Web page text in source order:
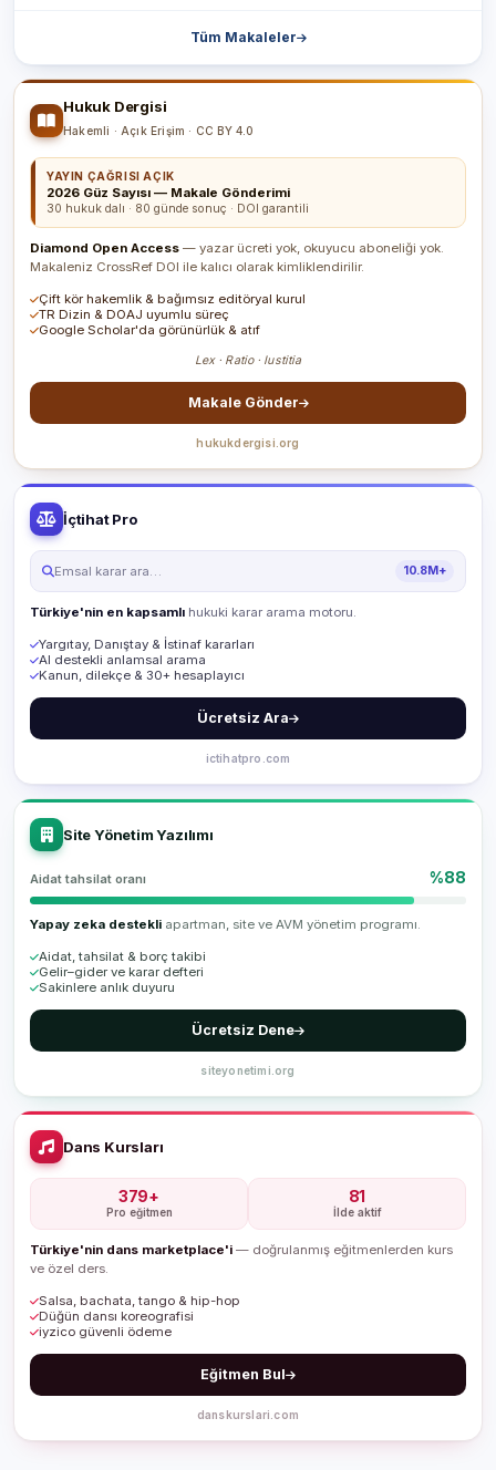
Tüm Makaleler
Hukuk Dergisi
Hakemli · Açık Erişim · CC BY 4.0
YAYIN ÇAĞRISI AÇIK
2026 Güz Sayısı — Makale Gönderimi
30 hukuk dalı · 80 günde sonuç · DOI garantili
Diamond Open Access — yazar ücreti yok, okuyucu aboneliği yok.
Makaleniz CrossRef DOI ile kalıcı olarak kimliklendirilir.
Çift kör hakemlik & bağımsız editöryal kurul
TR Dizin & DOAJ uyumlu süreç
Google Scholar'da görünürlük & atıf
Lex · Ratio · Iustitia
Makale Gönder
hukukdergisi.org
İçtihat Pro
Emsal karar ara… 10.8M+
Türkiye'nin en kapsamlı hukuki karar arama motoru.
Yargıtay, Danıştay & İstinaf kararları
AI destekli anlamsal arama
Kanun, dilekçe & 30+ hesaplayıcı
Ücretsiz Ara
ictihatpro.com
Site Yönetim Yazılımı
Aidat tahsilat oranı %88
Yapay zeka destekli apartman, site ve AVM yönetim programı.
Aidat, tahsilat & borç takibi
Gelir–gider ve karar defteri
Sakinlere anlık duyuru
Ücretsiz Dene
siteyonetimi.org
Dans Kursları
379+
Pro eğitmen
81
İlde aktif
Türkiye'nin dans marketplace'i — doğrulanmış eğitmenlerden kurs
ve özel ders.
Salsa, bachata, tango & hip-hop
Düğün dansı koreografisi
iyzico güvenli ödeme
Eğitmen Bul
danskurslari.com